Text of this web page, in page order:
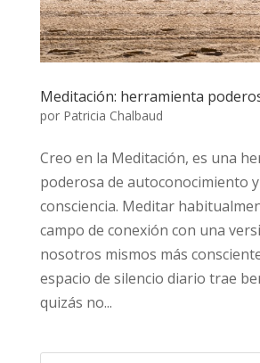
Meditación: herramienta
por Patricia Chalbaud
Creo en la Meditación, es una
poderosa de autoconocimiento
consciencia. Meditar
campo de conexión con una
nosotros mismos más
espacio de silencio diario trae
quizás no...